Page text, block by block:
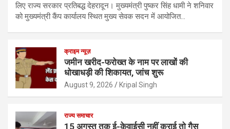
लिए राज्य सरकार प्रतिबद्ध देहरादून। मुख्यमंत्री पुष्कर सिंह धामी ने शनिवार
को मुख्यमंत्री कैंप कार्यालय स्थित मुख्य सेवक सदन में आयोजित…
क्राइम न्यूज़
जमीन खरीद-फरोख्त के नाम पर लाखों की
धोखाधड़ी की शिकायत, जांच शुरू
August 9, 2026 Kripal Singh
राज्य समाचार
15 अगस्त तक ई-केवाईसी नहीं कराई तो गैस